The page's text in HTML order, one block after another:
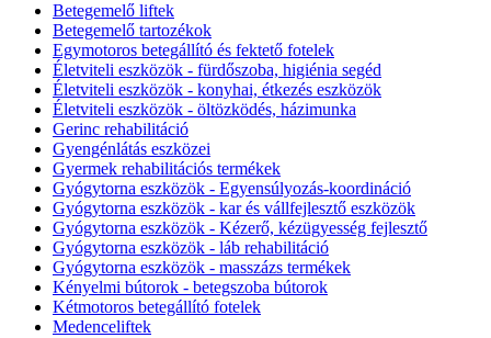
Betegemelő liftek
Betegemelő tartozékok
Egymotoros betegállító és fektető fotelek
Életviteli eszközök - fürdőszoba, higiénia segéd
Életviteli eszközök - konyhai, étkezés eszközök
Életviteli eszközök - öltözködés, házimunka
Gerinc rehabilitáció
Gyengénlátás eszközei
Gyermek rehabilitációs termékek
Gyógytorna eszközök - Egyensúlyozás-koordináció
Gyógytorna eszközök - kar és vállfejlesztő eszközök
Gyógytorna eszközök - Kézerő, kézügyesség fejlesztő
Gyógytorna eszközök - láb rehabilitáció
Gyógytorna eszközök - masszázs termékek
Kényelmi bútorok - betegszoba bútorok
Kétmotoros betegállító fotelek
Medenceliftek